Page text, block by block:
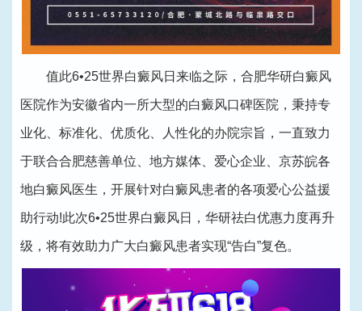
值此6•25世界白癜风日来临之际，合肥华研白癜风
医院作为安徽省内一所大型的白癜风口碑医院，秉持专
业化、标准化、优质化、人性化的办院宗旨，一直致力
于联合合肥慈善单位、地方媒体、爱心企业、京苏皖各
地白癜风医生，开展针对白癜风患者的各项爱心公益援
助行动!此次6•25世界白癜风日，华研祛白优惠力度再升
级，将有效助力广大白癜风患者实现“告白”复色。